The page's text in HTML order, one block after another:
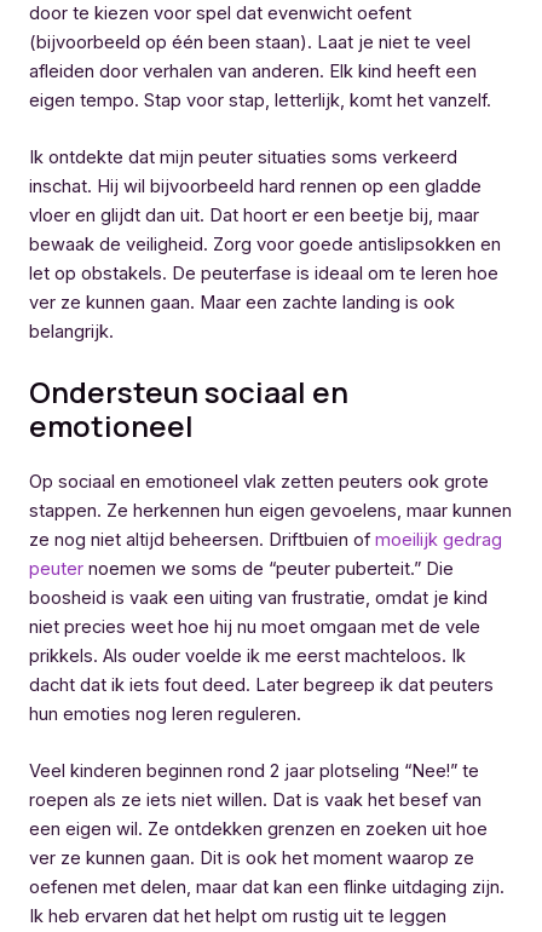
door te kiezen voor spel dat evenwicht oefent
(bijvoorbeeld op één been staan). Laat je niet te veel
afleiden door verhalen van anderen. Elk kind heeft een
eigen tempo. Stap voor stap, letterlijk, komt het vanzelf.
Ik ontdekte dat mijn peuter situaties soms verkeerd
inschat. Hij wil bijvoorbeeld hard rennen op een gladde
vloer en glijdt dan uit. Dat hoort er een beetje bij, maar
bewaak de veiligheid. Zorg voor goede antislipsokken en
let op obstakels. De peuterfase is ideaal om te leren hoe
ver ze kunnen gaan. Maar een zachte landing is ook
belangrijk.
Ondersteun sociaal en
emotioneel
Op sociaal en emotioneel vlak zetten peuters ook grote
stappen. Ze herkennen hun eigen gevoelens, maar kunnen
ze nog niet altijd beheersen. Driftbuien of moeilijk gedrag
peuter noemen we soms de “peuter puberteit.” Die
boosheid is vaak een uiting van frustratie, omdat je kind
niet precies weet hoe hij nu moet omgaan met de vele
prikkels. Als ouder voelde ik me eerst machteloos. Ik
dacht dat ik iets fout deed. Later begreep ik dat peuters
hun emoties nog leren reguleren.
Veel kinderen beginnen rond 2 jaar plotseling “Nee!” te
roepen als ze iets niet willen. Dat is vaak het besef van
een eigen wil. Ze ontdekken grenzen en zoeken uit hoe
ver ze kunnen gaan. Dit is ook het moment waarop ze
oefenen met delen, maar dat kan een flinke uitdaging zijn.
Ik heb ervaren dat het helpt om rustig uit te leggen